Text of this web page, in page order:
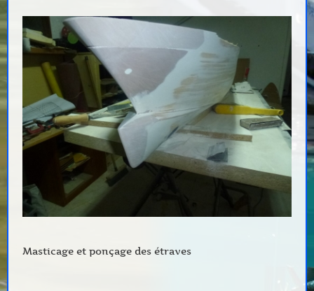
Masticage et ponçage des étraves